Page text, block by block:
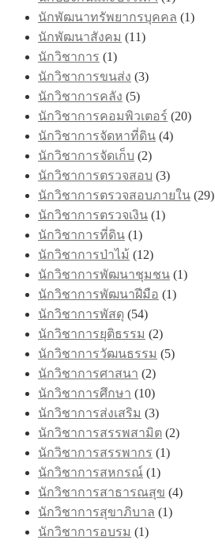
นักพัฒนาทรัพยากรบุคคล (1)
นักพัฒนาสังคม (11)
นักวิชาการ (1)
นักวิชาการขนส่ง (3)
นักวิชาการคลัง (5)
นักวิชาการคอมพิวเตอร์ (20)
นักวิชาการจัดหาที่ดิน (4)
นักวิชาการจัดเก็บ (2)
นักวิชาการตรวจสอบ (3)
นักวิชาการตรวจสอบภายใน (29)
นักวิชาการตรวจเงิน (1)
นักวิชาการที่ดิน (1)
นักวิชาการป่าไม้ (12)
นักวิชาการพัฒนาชุมชน (1)
นักวิชาการพัฒนาฝีมือ (1)
นักวิชาการพัสดุ (54)
นักวิชาการยุติธรรม (2)
นักวิชาการวัฒนธรรม (5)
นักวิชาการศาสนา (2)
นักวิชาการศึกษา (10)
นักวิชาการส่งเสริม (3)
นักวิชาการสรรพสามิต (2)
นักวิชาการสรรพากร (1)
นักวิชาการสหกรณ์ (1)
นักวิชาการสาธารณสุข (4)
นักวิชาการสุขาภิบาล (1)
นักวิชาการอบรม (1)